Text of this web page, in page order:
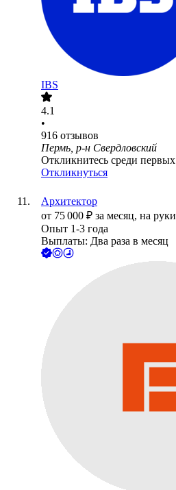
IBS
4.1
•
916 отзывов
Пермь, р-н Свердловский
Откликнитесь среди первых
Откликнуться
Архитектор
от 75 000 ₽ за месяц, на руки
Опыт 1-3 года
Выплаты: Два раза в месяц